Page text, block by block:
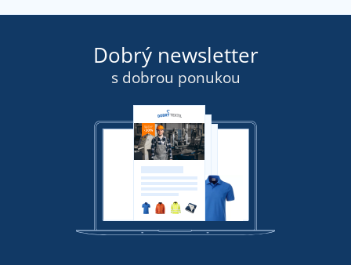
Dobrý newsletter
s dobrou ponukou